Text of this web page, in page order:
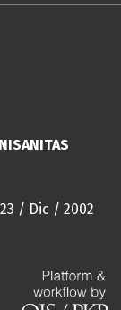
/ Dic / 2002